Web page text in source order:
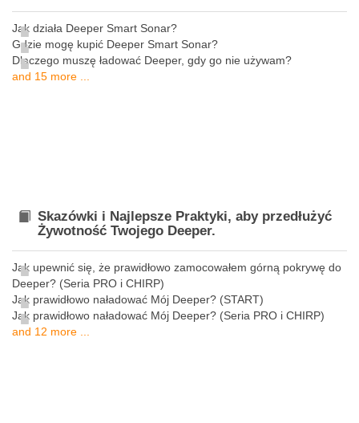
Jak działa Deeper Smart Sonar?
Gdzie mogę kupić Deeper Smart Sonar?
Dlaczego muszę ładować Deeper, gdy go nie używam?
and 15 more ...
Skazówki i Najlepsze Praktyki, aby przedłużyć
Żywotność Twojego Deeper.
Jak upewnić się, że prawidłowo zamocowałem górną pokrywę do
Deeper? (Seria PRO i CHIRP)
Jak prawidłowo naładować Mój Deeper? (START)
Jak prawidłowo naładować Mój Deeper? (Seria PRO i CHIRP)
and 12 more ...